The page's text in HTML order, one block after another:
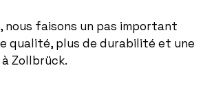
faisons un pas important
qualité, plus de durabilité et une
Zollbrück.